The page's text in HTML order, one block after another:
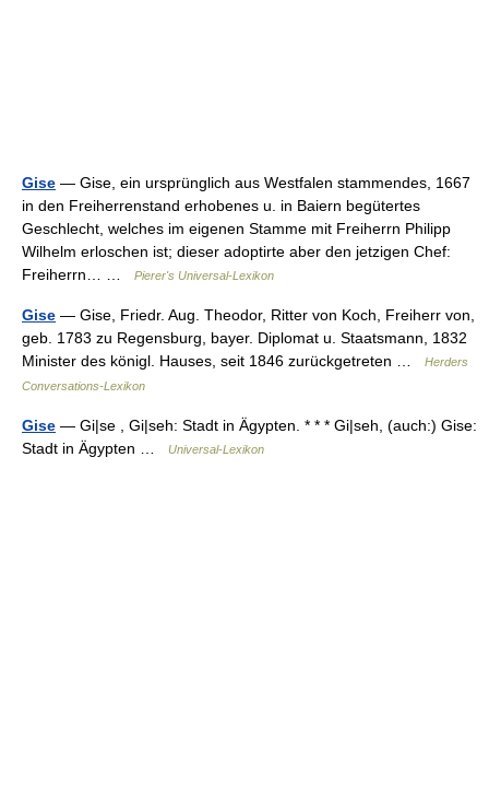
Gise — Gise, ein ursprünglich aus Westfalen stammendes, 1667
in den Freiherrenstand erhobenes u. in Baiern begütertes
Geschlecht, welches im eigenen Stamme mit Freiherrn Philipp
Wilhelm erloschen ist; dieser adoptirte aber den jetzigen Chef:
Freiherrn… …
Pierer's Universal-Lexikon
Gise — Gise, Friedr. Aug. Theodor, Ritter von Koch, Freiherr von,
geb. 1783 zu Regensburg, bayer. Diplomat u. Staatsmann, 1832
Minister des königl. Hauses, seit 1846 zurückgetreten …
Herders
Conversations-Lexikon
Gise — Gi|se , Gi|seh: Stadt in Ägypten. * * * Gi|seh, (auch:) Gise:
Stadt in Ägypten …
Universal-Lexikon